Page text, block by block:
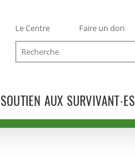
SOUTIEN AUX SURVIVANT·ES
Le Centre Faire un don
Recherche